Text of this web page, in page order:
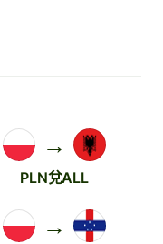
→
PLN兌ALL
→